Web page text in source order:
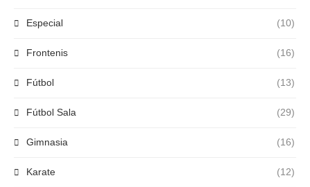
Especial (10)
Frontenis (16)
Fútbol (13)
Fútbol Sala (29)
Gimnasia (16)
Karate (12)